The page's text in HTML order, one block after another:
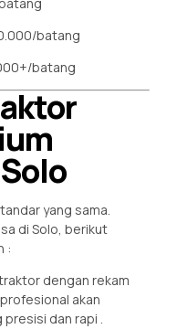
batang
batang
yang sama.
di Solo, berikut
:
dengan rekam
akan
presisi dan rapi .